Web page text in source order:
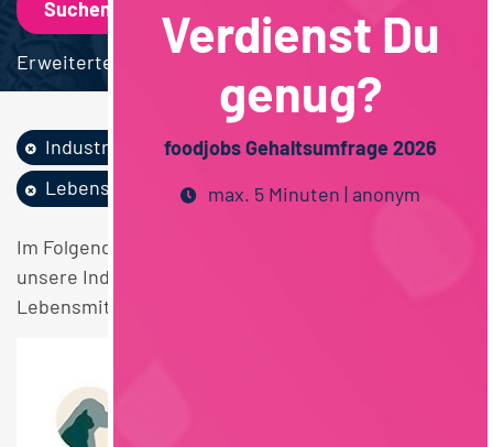
Erweiterte Suche
Industrie
Techniker / Meister
Lebensmitteltechnik
Niedersachsen
Im Folgenden finden Sie einen Überblick über alle
unsere Industrie Techniker / Meister
Lebensmitteltechnik Niedersachsen Stellen.
Verdienst Du
genug?
foodjobs Gehaltsumfrage 2026
max. 5 Minuten | anonym